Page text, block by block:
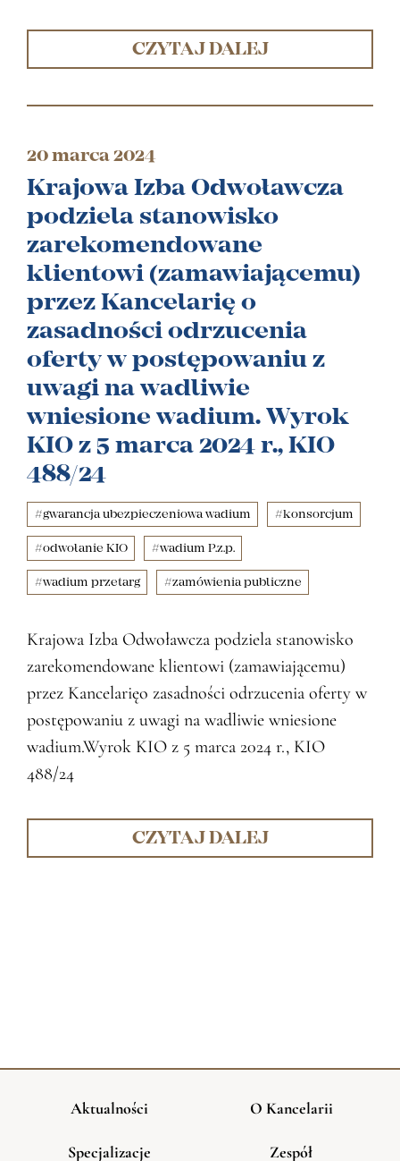
CZYTAJ DALEJ
20 marca 2024
Krajowa Izba Odwoławcza
podziela stanowisko
zarekomendowane
klientowi (zamawiającemu)
przez Kancelarię o
zasadności odrzucenia
oferty w postępowaniu z
uwagi na wadliwie
wniesione wadium. Wyrok
KIO z 5 marca 2024 r., KIO
488/24
#gwarancja ubezpieczeniowa wadium #konsorcjum
#odwołanie KIO #wadium P.z.p.
#wadium przetarg #zamówienia publiczne
Krajowa Izba Odwoławcza podziela stanowisko
zarekomendowane klientowi (zamawiającemu)
przez Kancelarięo zasadności odrzucenia oferty w
postępowaniu z uwagi na wadliwie wniesione
wadium.Wyrok KIO z 5 marca 2024 r., KIO
488/24
CZYTAJ DALEJ
Aktualności O Kancelarii
Specjalizacje Zespół